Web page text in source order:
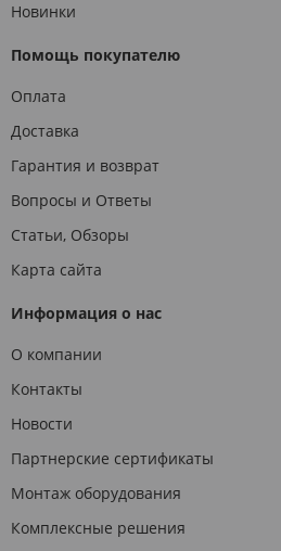
Новинки
Помощь покупателю
Оплата
Доставка
Гарантия и возврат
Вопросы и Ответы
Статьи, Обзоры
Карта сайта
Информация о нас
О компании
Контакты
Новости
Партнерские сертификаты
Монтаж оборудования
Комплексные решения